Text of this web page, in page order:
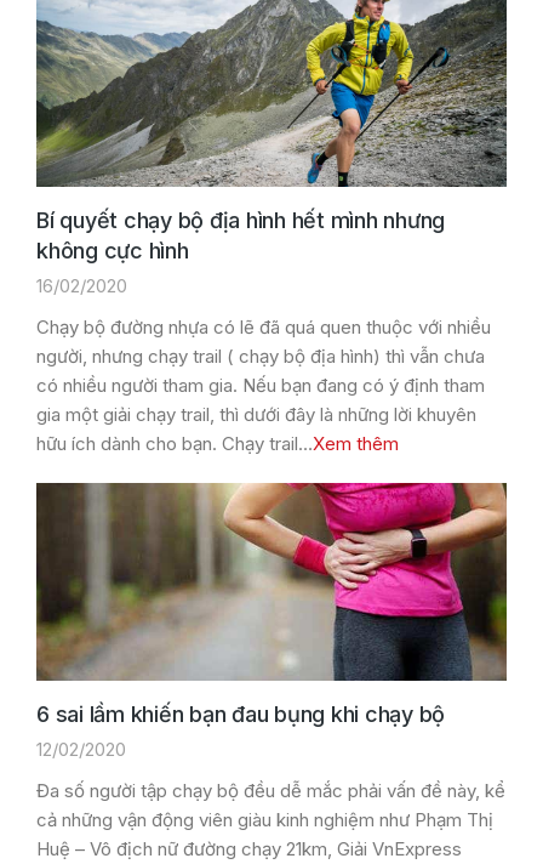
Bí quyết chạy bộ địa hình hết mình nhưng
không cực hình
16/02/2020
Chạy bộ đường nhựa có lẽ đã quá quen thuộc với nhiều
người, nhưng chạy trail ( chạy bộ địa hình) thì vẫn chưa
có nhiều người tham gia. Nếu bạn đang có ý định tham
gia một giải chạy trail, thì dưới đây là những lời khuyên
hữu ích dành cho bạn. Chạy trail…Xem thêm
6 sai lầm khiến bạn đau bụng khi chạy bộ
12/02/2020
Đa số người tập chạy bộ đều dễ mắc phải vấn đề này, kể
cả những vận động viên giàu kinh nghiệm như Phạm Thị
Huệ – Vô địch nữ đường chạy 21km, Giải VnExpress